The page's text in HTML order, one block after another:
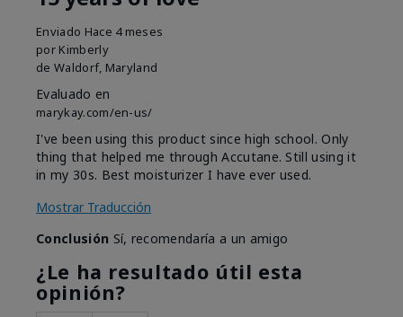
Enviado Hace 4 meses
por Kimberly
de Waldorf, Maryland
Evaluado en
marykay.com/en-us/
I've been using this product since high school. Only
thing that helped me through Accutane. Still using it
in my 30s. Best moisturizer I have ever used.
Mostrar Traducción
Conclusión Sí, recomendaría a un amigo
¿Le ha resultado útil esta
opinión?